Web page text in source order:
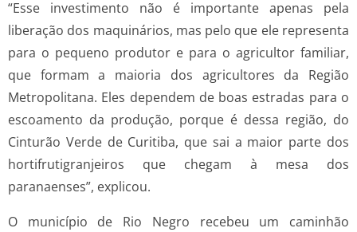
“Esse investimento não é importante apenas pela
liberação dos maquinários, mas pelo que ele representa
para o pequeno produtor e para o agricultor familiar,
que formam a maioria dos agricultores da Região
Metropolitana. Eles dependem de boas estradas para o
escoamento da produção, porque é dessa região, do
Cinturão Verde de Curitiba, que sai a maior parte dos
hortifrutigranjeiros que chegam à mesa dos
paranaenses”, explicou.
O município de Rio Negro recebeu um caminhão